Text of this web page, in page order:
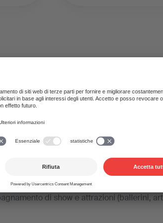
DJ set o una
una licenza per
e ricreative nel vostro locale, avete
gli eventi con musica eseguita da
di show e attrazioni (ballerini,